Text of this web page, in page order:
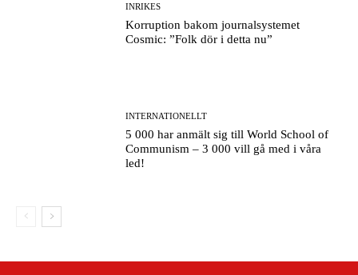
INRIKES
Korruption bakom journalsystemet
Cosmic: ”Folk dör i detta nu”
INTERNATIONELLT
5 000 har anmält sig till World School of
Communism – 3 000 vill gå med i våra
led!